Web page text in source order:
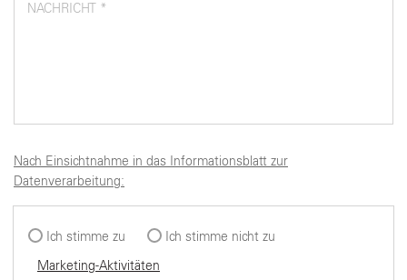
NACHRICHT *
Nach Einsichtnahme in das Informationsblatt zur
Datenverarbeitung:
Ich stimme zu
Ich stimme nicht zu
Marketing-Aktivitäten